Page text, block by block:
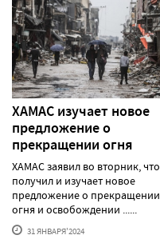
ХАМАС изучает новое
предложение о
прекращении огня
ХАМАС заявил во вторник, что
получил и изучает новое
предложение о прекращении
огня и освобождении ......
31 ЯНВАРЯ'2024